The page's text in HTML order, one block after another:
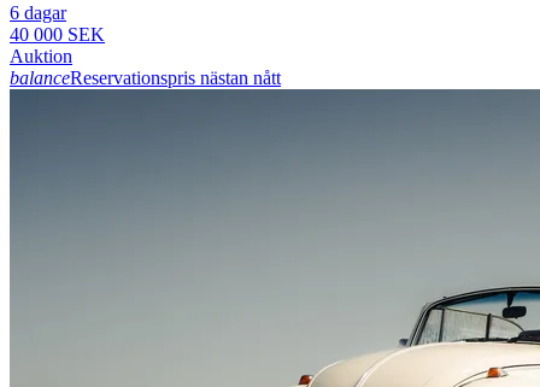
6 dagar
40 000 SEK
Auktion
balanceReservationspris nästan nått